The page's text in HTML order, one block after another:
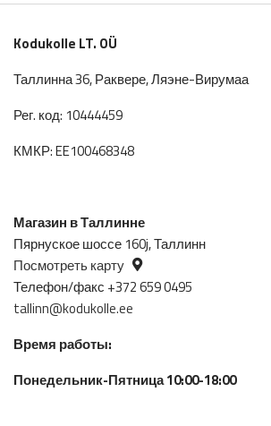
Kodukolle LT. OÜ
Таллинна 36, Раквере, Ляэне-Вирумаа
Рег. код: 10444459
КМКР: EE100468348
Магазин в Таллинне
Пярнуское шоссе 160j, Таллинн
Посмотреть карту
Телефон/факс +372 659 0495
tallinn@kodukolle.ee
Время работы:
Понедельник-Пятница 10:00-18:00